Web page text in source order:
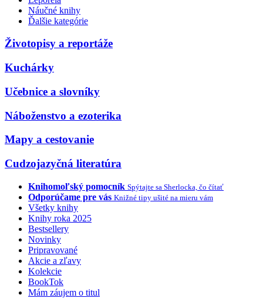
Náučné knihy
Ďalšie kategórie
Životopisy a reportáže
Kuchárky
Učebnice a slovníky
Náboženstvo a ezoterika
Mapy a cestovanie
Cudzojazyčná literatúra
Knihomoľský pomocník Spýtajte sa Sherlocka, čo čítať
Odporúčame pre vás Knižné tipy ušité na mieru vám
Všetky knihy
Knihy roka 2025
Bestsellery
Novinky
Pripravované
Akcie a zľavy
Kolekcie
BookTok
Mám záujem o titul